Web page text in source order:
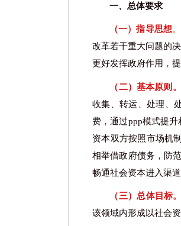
一、总体要求
（一）指导思想。
改革若干重大问题的
更好发挥政府作用，
（二）基本原则。
收集、转运、处理、
费，通过ppp模式提
资本双方按照市场机
相举借政府债务，防
畅通社会资本进入渠
（三）总体目标。
该领域内形成以社会